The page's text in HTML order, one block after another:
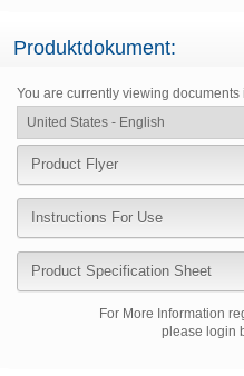
Produktdokument:
You are currently viewing documents
Product Flyer
Instructions For Use
Product Specification Sheet
For More Information
please login